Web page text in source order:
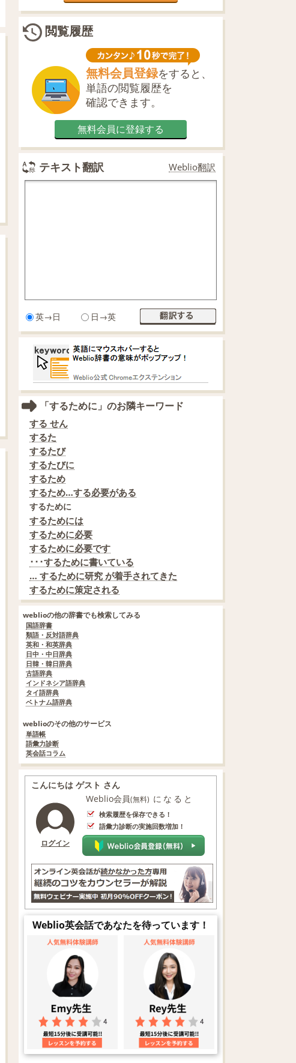
閲覧履歴
無料会員登録をすると、
単語の閲覧履歴を
確認できます。
無料会員に登録する
テキスト翻訳 Weblio翻訳
英→日 日→英
「するために」のお隣キーワード
する せん
するた
するたび
するたびに
するため
するため…する必要がある
するために
するためには
するために必要
するために必要です
･･･するために書いている
… するために研究 が着手されてきた
するために策定される
weblioの他の辞書でも検索してみる
国語辞書
類語・反対語辞典
英和・和英辞典
日中・中日辞典
日韓・韓日辞典
古語辞典
インドネシア語辞典
タイ語辞典
ベトナム語辞典
weblioのその他のサービス
単語帳
語彙力診断
英会話コラム
こんにちは ゲスト さん
ログイン
Weblio会員(無料) になると
検索履歴を保存できる！
語彙力診断の実施回数増加！
Weblio英会話であなたを待っています！